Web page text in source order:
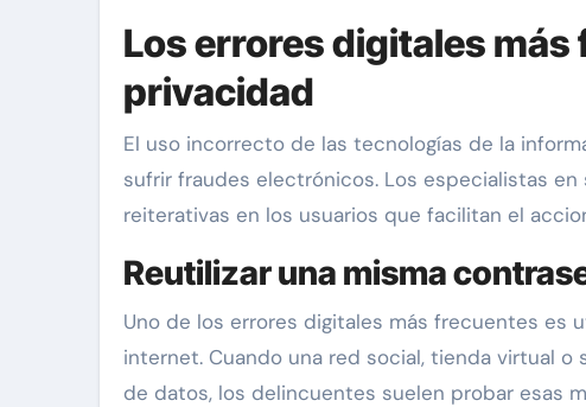
Los errores digitales
privacidad
El uso incorrecto de las tecnologías de la
sufrir fraudes electrónicos. Los especialistas
reiterativas en los usuarios que facilitan el
Reutilizar una misma
Uno de los errores digitales más frecuentes es
internet. Cuando una red social, tienda virtual
de datos, los delincuentes suelen probar esas